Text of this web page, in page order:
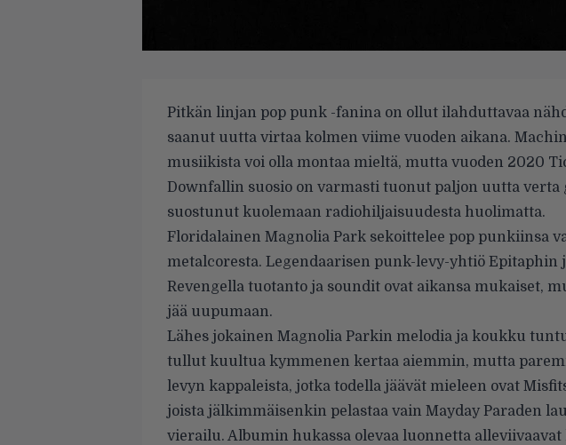
Pitkän linjan pop punk -fanina on ollut ilahduttavaa
saanut uutta virtaa kolmen viime vuoden aikana.
musiikista voi olla montaa mieltä, mutta vuoden 2020
Downfallin suosio on varmasti tuonut paljon uutta verta
suostunut kuolemaan radiohiljaisuudesta huolimatta.
Floridalainen Magnolia Park sekoittelee pop punkiinsa
metalcoresta. Legendaarisen punk-levy-yhtiö Epitaphin
Revengella tuotanto ja soundit ovat aikansa mukaiset,
jää uupumaan.
Lähes jokainen Magnolia Parkin melodia ja koukku
tullut kuultua kymmenen kertaa aiemmin, mutta
levyn kappaleista, jotka todella jäävät mieleen ovat
joista jälkimmäisenkin pelastaa vain Mayday Paraden
vierailu. Albumin hukassa olevaa luonnetta